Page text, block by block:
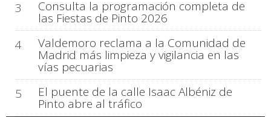
3
Consulta la programación completa de
las Fiestas de Pinto 2026
4
Valdemoro reclama a la Comunidad de
Madrid más limpieza y vigilancia en las
vías pecuarias
5
El puente de la calle Isaac Albéniz de
Pinto abre al tráfico